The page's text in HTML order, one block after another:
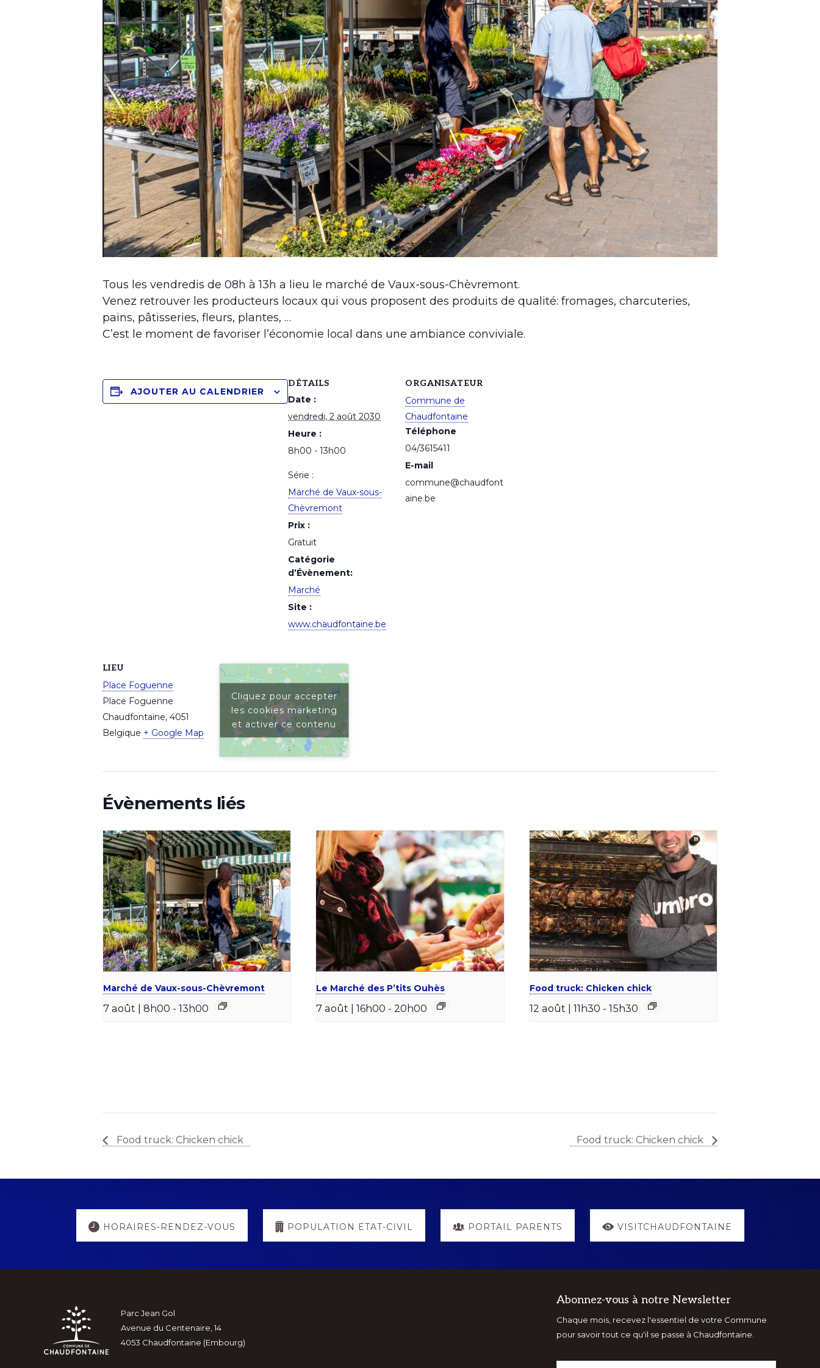
Tous les vendredis de 08h à 13h a lieu le marché de Vaux-sous-Chèvremont.
Venez retrouver les producteurs locaux qui vous proposent des produits de qualité: fromages, charcuteries,
pains, pâtisseries, fleurs, plantes, …
C’est le moment de favoriser l’économie local dans une ambiance conviviale.
AJOUTER AU CALENDRIER
DÉTAILS
Date :
vendredi, 2 août 2030
Heure :
8h00 - 13h00
Série :
Marché de Vaux-sous-
Chèvremont
Prix :
Gratuit
Catégorie
d’Évènement:
Marché
Site :
www.chaudfontaine.be
ORGANISATEUR
Commune de
Chaudfontaine
Téléphone
04/3615411
E-mail
commune@chaudfont
aine.be
LIEU
Place Foguenne
Place Foguenne
Chaudfontaine, 4051
Belgique + Google Map
Cliquez pour accepter
les cookies marketing
et activer ce contenu
Évènements liés
Marché de Vaux-sous-Chèvremont
7 août | 8h00 - 13h00
Le Marché des P’tits Ouhès
7 août | 16h00 - 20h00
Food truck: Chicken chick
12 août | 11h30 - 15h30
Food truck: Chicken chick Food truck: Chicken chick
Explore
more
HORAIRES-RENDEZ-VOUS POPULATION ETAT-CIVIL PORTAIL PARENTS VISITCHAUDFONTAINE
Footer
Parc Jean Gol
Avenue du Centenaire, 14
4053 Chaudfontaine (Embourg)
Abonnez-vous à notre Newsletter
Chaque mois, recevez l'essentiel de votre Commune
pour savoir tout ce qu'il se passe à Chaudfontaine.